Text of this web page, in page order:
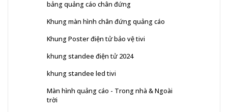
bảng quảng cáo chân đứng
Khung màn hình chân đứng quảng cáo
Khung Poster điện tử bảo vệ tivi
khung standee điện tử 2024
khung standee led tivi
Màn hình quảng cáo - Trong nhà & Ngoài
trời